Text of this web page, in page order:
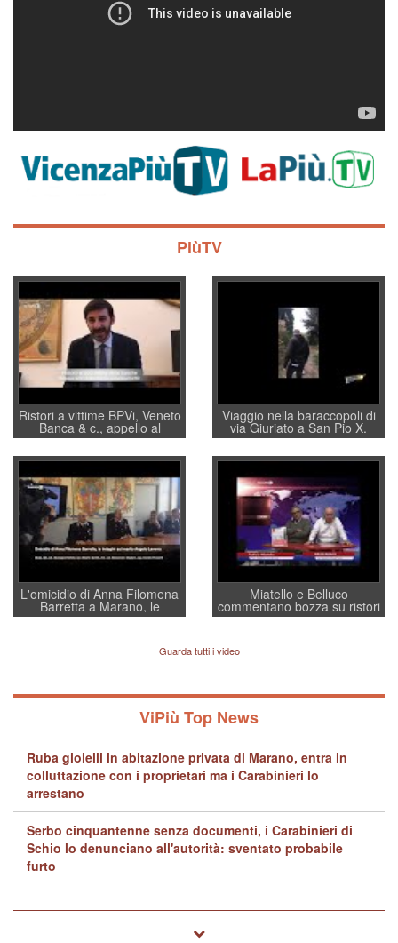
PiùTV
Ristori a vittime BPVi, Veneto
Banca & c., appello al
sottosegretario Alessio
Villarosa: per mettere ordine
convochi con Di Maio CNCU
a supporto della cabina di
regia al Mef
Viaggio nella baraccopoli di
via Giuriato a San Pio X.
Vicenza ai Vicentini: “faremo
un regalo di Natale ai
residenti”
L'omicidio di Anna Filomena
Barretta a Marano, le
indagini dei carabinieri di
Lavarra: più avvincenti di
quelle di... Barbara D'Urso
Miatello e Belluco
commentano bozza su ristori
BPVi e Veneto Banca
Guarda tutti i video
ViPiù Top News
Ruba gioielli in abitazione privata di Marano, entra in
colluttazione con i proprietari ma i Carabinieri lo
arrestano
Serbo cinquantenne senza documenti, i Carabinieri di
Schio lo denunciano all'autorità: sventato probabile
furto